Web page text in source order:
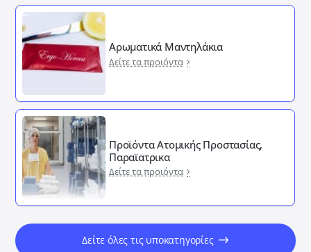
Αρωματικά Μαντηλάκια
Δείτε τα προιόντα
Προϊόντα Ατομικής Προστασίας,
Παραϊατρικα
Δείτε τα προιόντα
Δείτε όλες τις υποκατηγορίες